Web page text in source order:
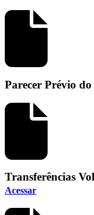
Parecer Prévio
Transferências
Acessar